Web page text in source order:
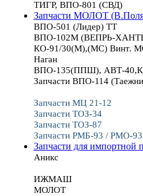
ТИГР, ВПО-801 (СВД)
Запчасти МОЛОТ
ВПО-501 (Лидер) ТТ
ВПО-102М (ВЕПРЬ-
КО-91/30(М),(МС) Винт.
Наган
ВПО-135(ППШ), АВТ-
Запчасти ВПО-114
Запчасти МЦ 21-12
Запчасти ТОЗ-34
Запчасти ТОЗ-87
Запчасти РМБ-93 / РМО-93
Запчасти для импортной
Аникс
ИЖМАШ
МОЛОТ